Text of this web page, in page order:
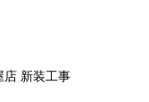
店 新装工事